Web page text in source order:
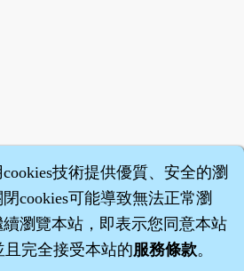
技術提供優質、安全的瀏
cookies可能導致無法正常瀏
瀏覽本站，即表示您同意本站
且完全接受本站的服務條款。